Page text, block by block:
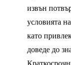
извън
условията
като
доведе до